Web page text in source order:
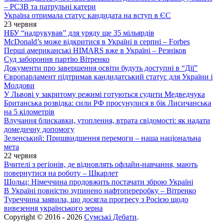
– РСЗВ та патрульні катери
Україна отримала статус кандидата на вступ в ЄС
23 червня
НБУ “надрукував” для уряду ще 35 мільярдів
McDonald’s може відкритися в Україні в серпні – Forbes
Перші американські HIMARS вже в Україні – Резніков
Суд заборонив партію Вітренко
Документи про завершення освіти будуть доступні в “Дії”
Європарламент підтримав кандидатський статус для України і
Молдови
У Львові у закритому режимі готуються судити Медведчука
Британська розвідка: сили РФ просунулися в бік Лисичанська
на 5 кілометрів
Влучання блискавки, утоплення, втрата свідомості: як надати
домедичну допомогу
Зеленський: Пришвидшення перемоги – наша національна
мета
22 червня
Вчителі з регіонів, де відновлять офлайн-навчання, мають
повернутися на роботу – Шкарлет
Шольц: Німеччина продовжить постачати зброю Україні
В Україні повністю зупинено нафтопереробку – Вітренко
Туреччина заявила, що досягла прогресу з Росією щодо
вивезення українського зерна
Copyright © 2016 - 2026 Сумські Дебати.